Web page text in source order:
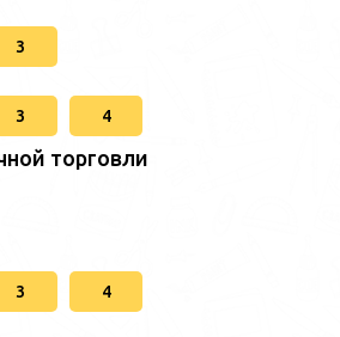
3
3 4
торговли
3 4